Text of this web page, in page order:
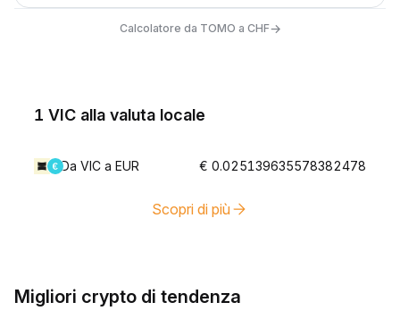
Calcolatore da TOMO a CHF→
1 VIC alla valuta locale
Da VIC a EUR € 0.025139635578382478
Scopri di più
Migliori crypto di tendenza